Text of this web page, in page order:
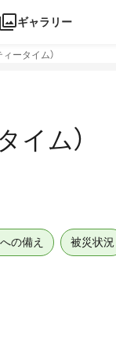
ギャラリー
ィータイム）
イム）
の備え 被災状況